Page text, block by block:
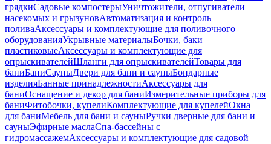
грядкиСадовые компостерыУничтожители, отпугиватели
насекомых и грызуновАвтоматизация и контроль
поливаАксессуары и комплектующие для поливочного
оборудованияУкрывные материалыБочки, баки
пластиковыеАксессуары и комплектующие для
опрыскивателейШланги для опрыскивателейТовары для
баниБаниСауныДвери для бани и сауныБондарные
изделияБанные принадлежностиАксессуары для
баниОснащение и декор для баниИзмерительные приборы для
баниФитобочки, купелиКомплектующие для купелейОкна
для баниМебель для бани и сауныРучки дверные для бани и
сауныЭфирные маслаСпа-бассейны с
гидромассажемАксессуары и комплектующие для садовой